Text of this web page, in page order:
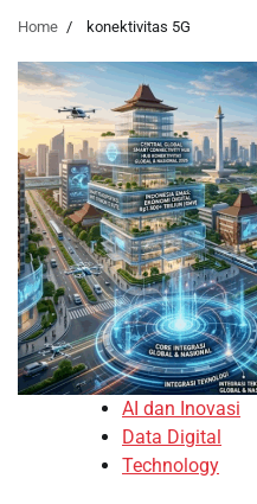
Home konektivitas 5G
AI dan Inovasi
Data Digital
Technology